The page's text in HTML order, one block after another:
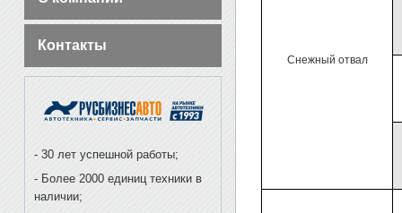
Контакты
- 30 лет успешной работы;
- Более 2000 единиц техники в
наличии;
Снежный отвал